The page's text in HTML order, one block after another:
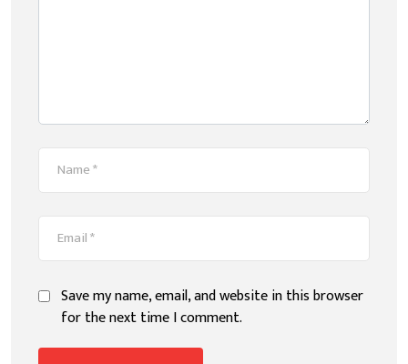
Save my name, email, and website in this browser
for the next time I comment.